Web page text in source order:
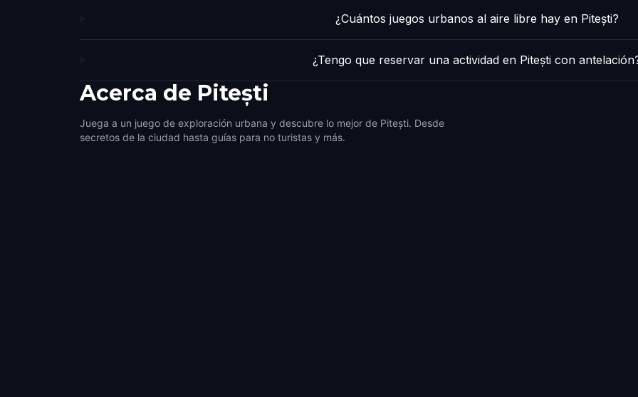
¿Cuántos juegos urbanos al aire libre hay en Pitești?
¿Tengo que reservar una actividad en Pitești con
Acerca de Pitești
Juega a un juego de exploración urbana y descubre lo mejor de Pitești. Desde
secretos de la ciudad hasta guías para no turistas y más.